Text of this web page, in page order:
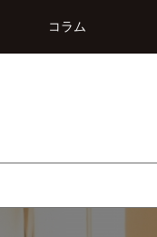
コラム